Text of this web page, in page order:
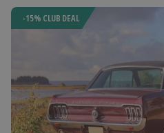
-15% CLUB DEAL